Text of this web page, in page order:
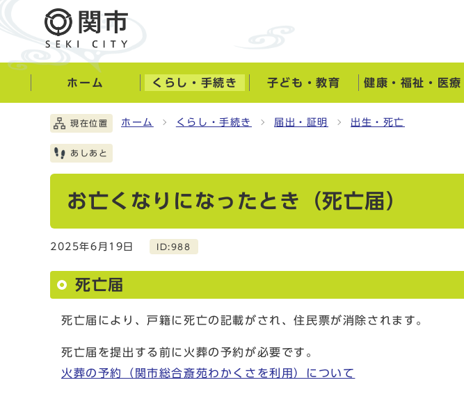
ホーム くらし・手続き 子ども・教育 健康・福祉・医療
現在位置 ホーム くらし・手続き 届出・証明 出生・死亡
あしあと
お亡くなりになったとき（死亡届）
2025年6月19日 ID:988
死亡届
死亡届により、戸籍に死亡の記載がされ、住民票が消除されます。
死亡届を提出する前に火葬の予約が必要です。
火葬の予約（関市総合斎苑わかくさを利用）について